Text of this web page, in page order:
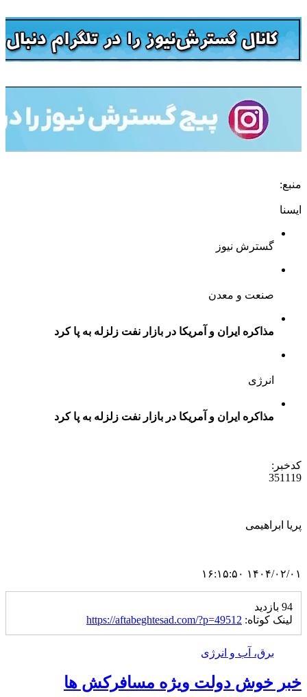
منبع:
ايسنا
گسترش نیوز
صنعت و معدن
مذاکره ایران و آمریکا در بازار نفت زلزله به پا کرد
انرژی
مذاکره ایران و آمریکا در بازار نفت زلزله به پا کرد
کدخبر:
351119
پریا ابراهیمی
۱۴۰۴/۰۲/۰۱ ۱۶:۱۵:۵۰
94 بازدید
لینک کوتاه: https://aftabeghtesad.com/?p=49512
برق، آب و انرژی
خبر خوش دولت ویژه مسافرکش‌ ها